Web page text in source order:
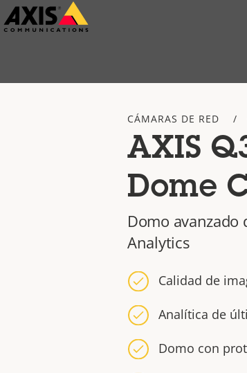
Saltar
al
CÁMARAS DE RED
AXIS
Dome
Domo avanzado
Analytics
Calidad de
Analítica de
Domo con